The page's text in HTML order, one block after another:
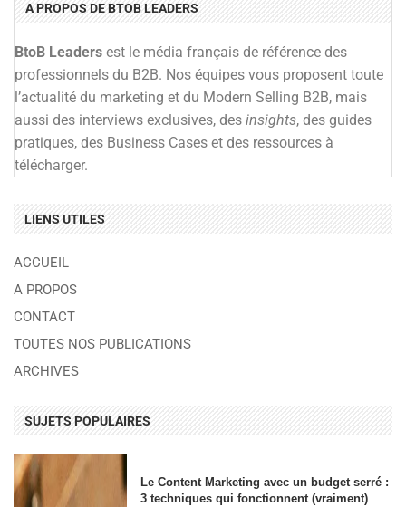
A PROPOS DE BTOB LEADERS
BtoB Leaders est le média français de référence des
professionnels du B2B. Nos équipes vous proposent toute
l’actualité du marketing et du Modern Selling B2B, mais
aussi des interviews exclusives, des insights, des guides
pratiques, des Business Cases et des ressources à
télécharger.
LIENS UTILES
ACCUEIL
A PROPOS
CONTACT
TOUTES NOS PUBLICATIONS
ARCHIVES
SUJETS POPULAIRES
Le Content Marketing avec un budget serré :
3 techniques qui fonctionnent (vraiment)